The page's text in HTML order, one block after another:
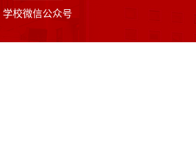
学校微信公众号